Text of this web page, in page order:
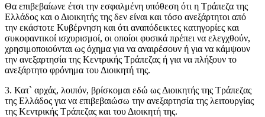
Θα επιβεβαίωνε έτσι την εσφαλμένη υπόθεση ότι η Τράπεζα της
Ελλάδος και ο Διοικητής της δεν είναι και τόσο ανεξάρτητοι από
την εκάστοτε Κυβέρνηση και ότι αναπόδεικτες κατηγορίες και
συκοφαντικοί ισχυρισμοί, οι οποίοι φυσικά πρέπει να ελεγχθούν,
χρησιμοποιούνται ως όχημα για να αναιρέσουν ή για να κάμψουν
την ανεξαρτησία της Κεντρικής Τράπεζας ή για να πλήξουν το
ανεξάρτητο φρόνημα του Διοικητή της.
3. Κατ` αρχάς, λοιπόν, βρίσκομαι εδώ ως Διοικητής της Τράπεζας
της Ελλάδος για να επιβεβαιώσω την ανεξαρτησία της λειτουργίας
της Κεντρικής Τράπεζας και του Διοικητή της.